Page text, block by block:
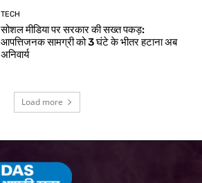
TECH
सोशल मीडिया पर सरकार की सख्त पकड़:
आपत्तिजनक सामग्री को 3 घंटे के भीतर हटाना अब
अनिवार्य
Load more